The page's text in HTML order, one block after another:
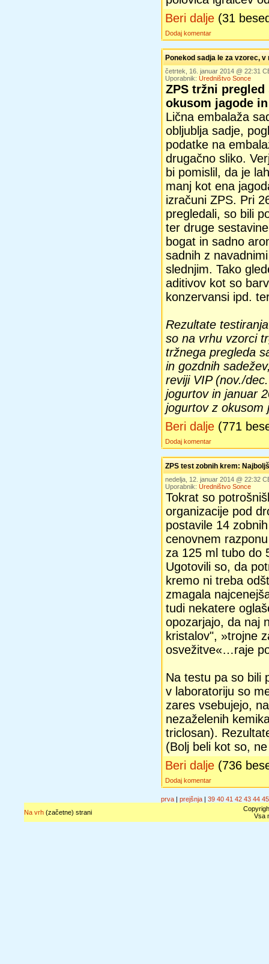
Beri dalje (31
Dodaj komentar
Ponekod sadja le za vzorec,
četrtek, 16. januar 2014 @ 22:31
Uporabnik: Uredništvo Sonce
ZPS tržni
okusom jagode
Lična embalaža
obljublja sadje,
podatke na
drugačno sliko.
bi pomislil, da je
manj kot ena
izračuni ZPS. Pri
pregledali, so bili
ter druge
bogat in sadno
sadnih z
slednjim. Tako
aditivov kot so
konzervansi ipd.
Rezultate
so na vrhu vzorci
tržnega pregleda
in gozdnih
reviji VIP (nov./
jogurtov in januar
jogurtov z okusom
Beri dalje (771
Dodaj komentar
ZPS test zobnih krem:
nedelja, 12. januar 2014 @ 22:32
Uporabnik: Uredništvo Sonce
Tokrat so
organizacije pod
postavile 14
cenovnem
za 125 ml tubo do
Ugotovili so, da
kremo ni treba
zmagala
tudi nekatere
opozarjajo, da naj
kristalov", »trojne
osvežitve«…raje
Na testu pa so bili
v laboratoriju so
zares vsebujejo,
nezaželenih
triclosan).
(Bolj beli kot so,
Beri dalje (736
Dodaj komentar
prva | prejšnja | 39 40 41 42 43 44 45
Na vrh(začetne) strani
Vsa